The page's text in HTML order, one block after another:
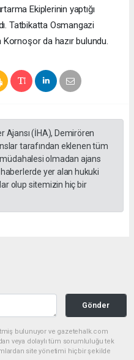
Ekiplerinin yaptığı
Tatbikatta Osmangazi
Kornoşor da hazır bulundu.
Ajansı (İHA), Demirören
tarafından eklenen tüm
olmadan ajans
yer alan hukuki
olup sitemizin hiç bir
Gönder
bulunuyor ve gazetehalk.com
veya dolaylı tüm sorumluluğu tek
site yönetimi hiçbir şekilde